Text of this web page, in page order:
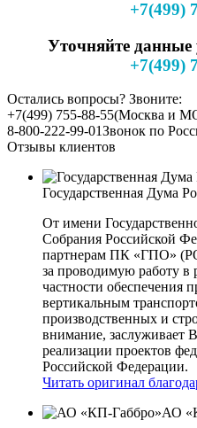
+7(499)
Уточняйте данные
+7(499)
Остались вопросы? Звоните:
+7(499) 755-88-55(Москва и
8-800-222-99-01Звонок по
Отзывы клиентов
Государственная Дума
От имени
Собрания Российской
партнерам ПК «ГПО»
за проводимую работу в
частности
вертикальным
производственных и
внимание, заслуживает
реализации проектов
Российской Федерации.
Читать оригинал
АО